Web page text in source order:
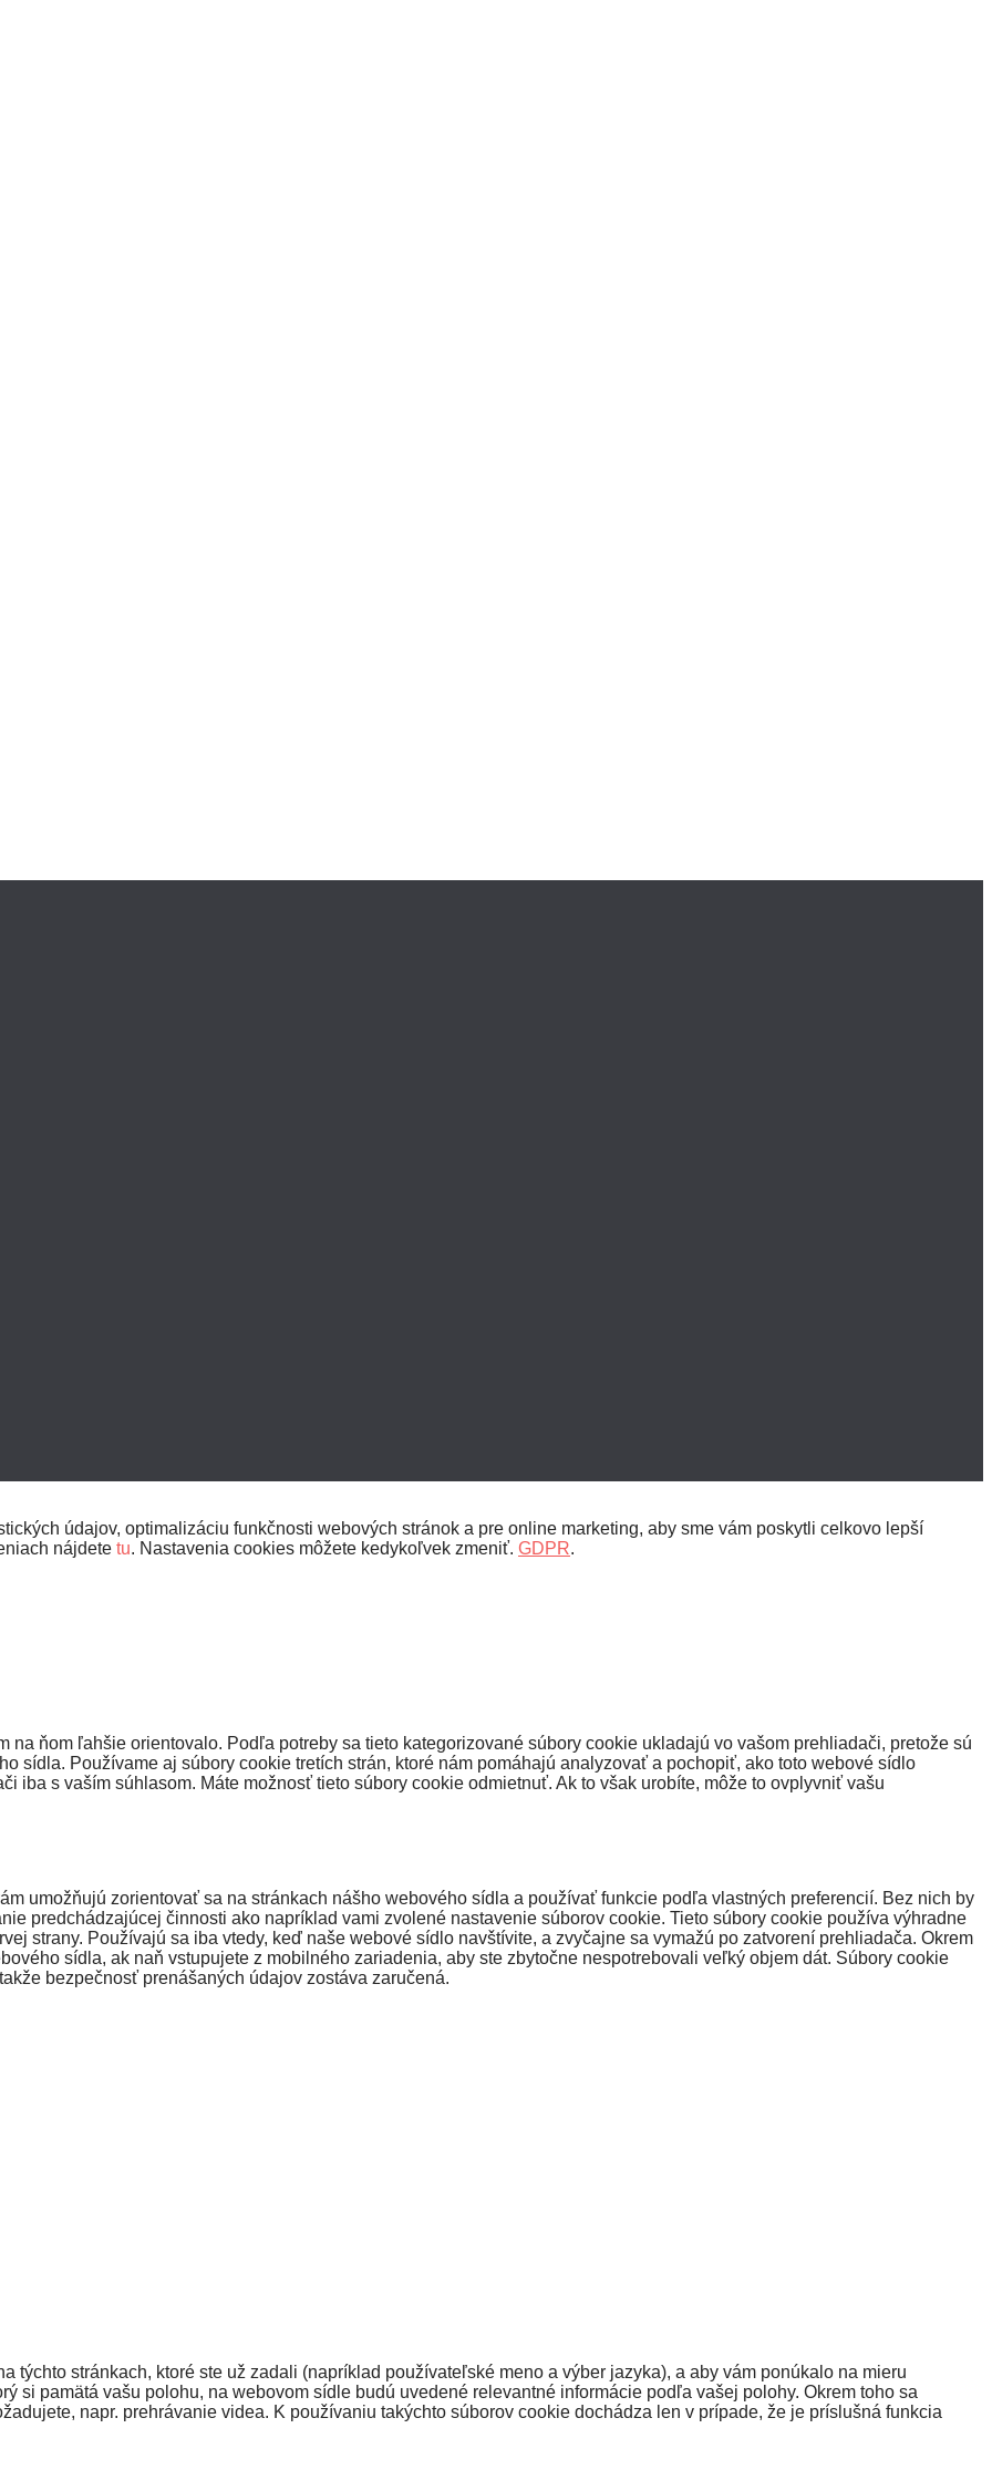
údajov, optimalizáciu funkčnosti webových stránok a pre online marketing, aby sme vám poskytli celkovo lepší
nájdete tu. Nastavenia cookies môžete kedykoľvek zmeniť. GDPR.
na ňom ľahšie orientovalo. Podľa potreby sa tieto kategorizované súbory cookie ukladajú vo vašom prehliadači, pretože sú
sídla. Používame aj súbory cookie tretích strán, ktoré nám pomáhajú analyzovať a pochopiť, ako toto webové sídlo
iba s vaším súhlasom. Máte možnosť tieto súbory cookie odmietnuť. Ak to však urobíte, môže to ovplyvniť vašu
umožňujú zorientovať sa na stránkach nášho webového sídla a používať funkcie podľa vlastných preferencií. Bez nich by
predchádzajúcej činnosti ako napríklad vami zvolené nastavenie súborov cookie. Tieto súbory cookie používa výhradne
strany. Používajú sa iba vtedy, keď naše webové sídlo navštívite, a zvyčajne sa vymažú po zatvorení prehliadača. Okrem
sídla, ak naň vstupujete z mobilného zariadenia, aby ste zbytočne nespotrebovali veľký objem dát. Súbory cookie
bezpečnosť prenášaných údajov zostáva zaručená.
týchto stránkach, ktoré ste už zadali (napríklad používateľské meno a výber jazyka), a aby vám ponúkalo na mieru
si pamätá vašu polohu, na webovom sídle budú uvedené relevantné informácie podľa vašej polohy. Okrem toho sa
napr. prehrávanie videa. K používaniu takýchto súborov cookie dochádza len v prípade, že je príslušná funkcia